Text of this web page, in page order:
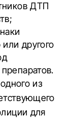
ДТП
другого
из
для